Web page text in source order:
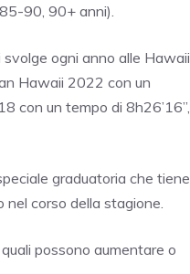
90, 90+ anni).
svolge ogni anno alle Hawaii
Hawaii 2022 con un
con un tempo di 8h26’16”,
graduatoria che tiene
corso della stagione.
possono aumentare o